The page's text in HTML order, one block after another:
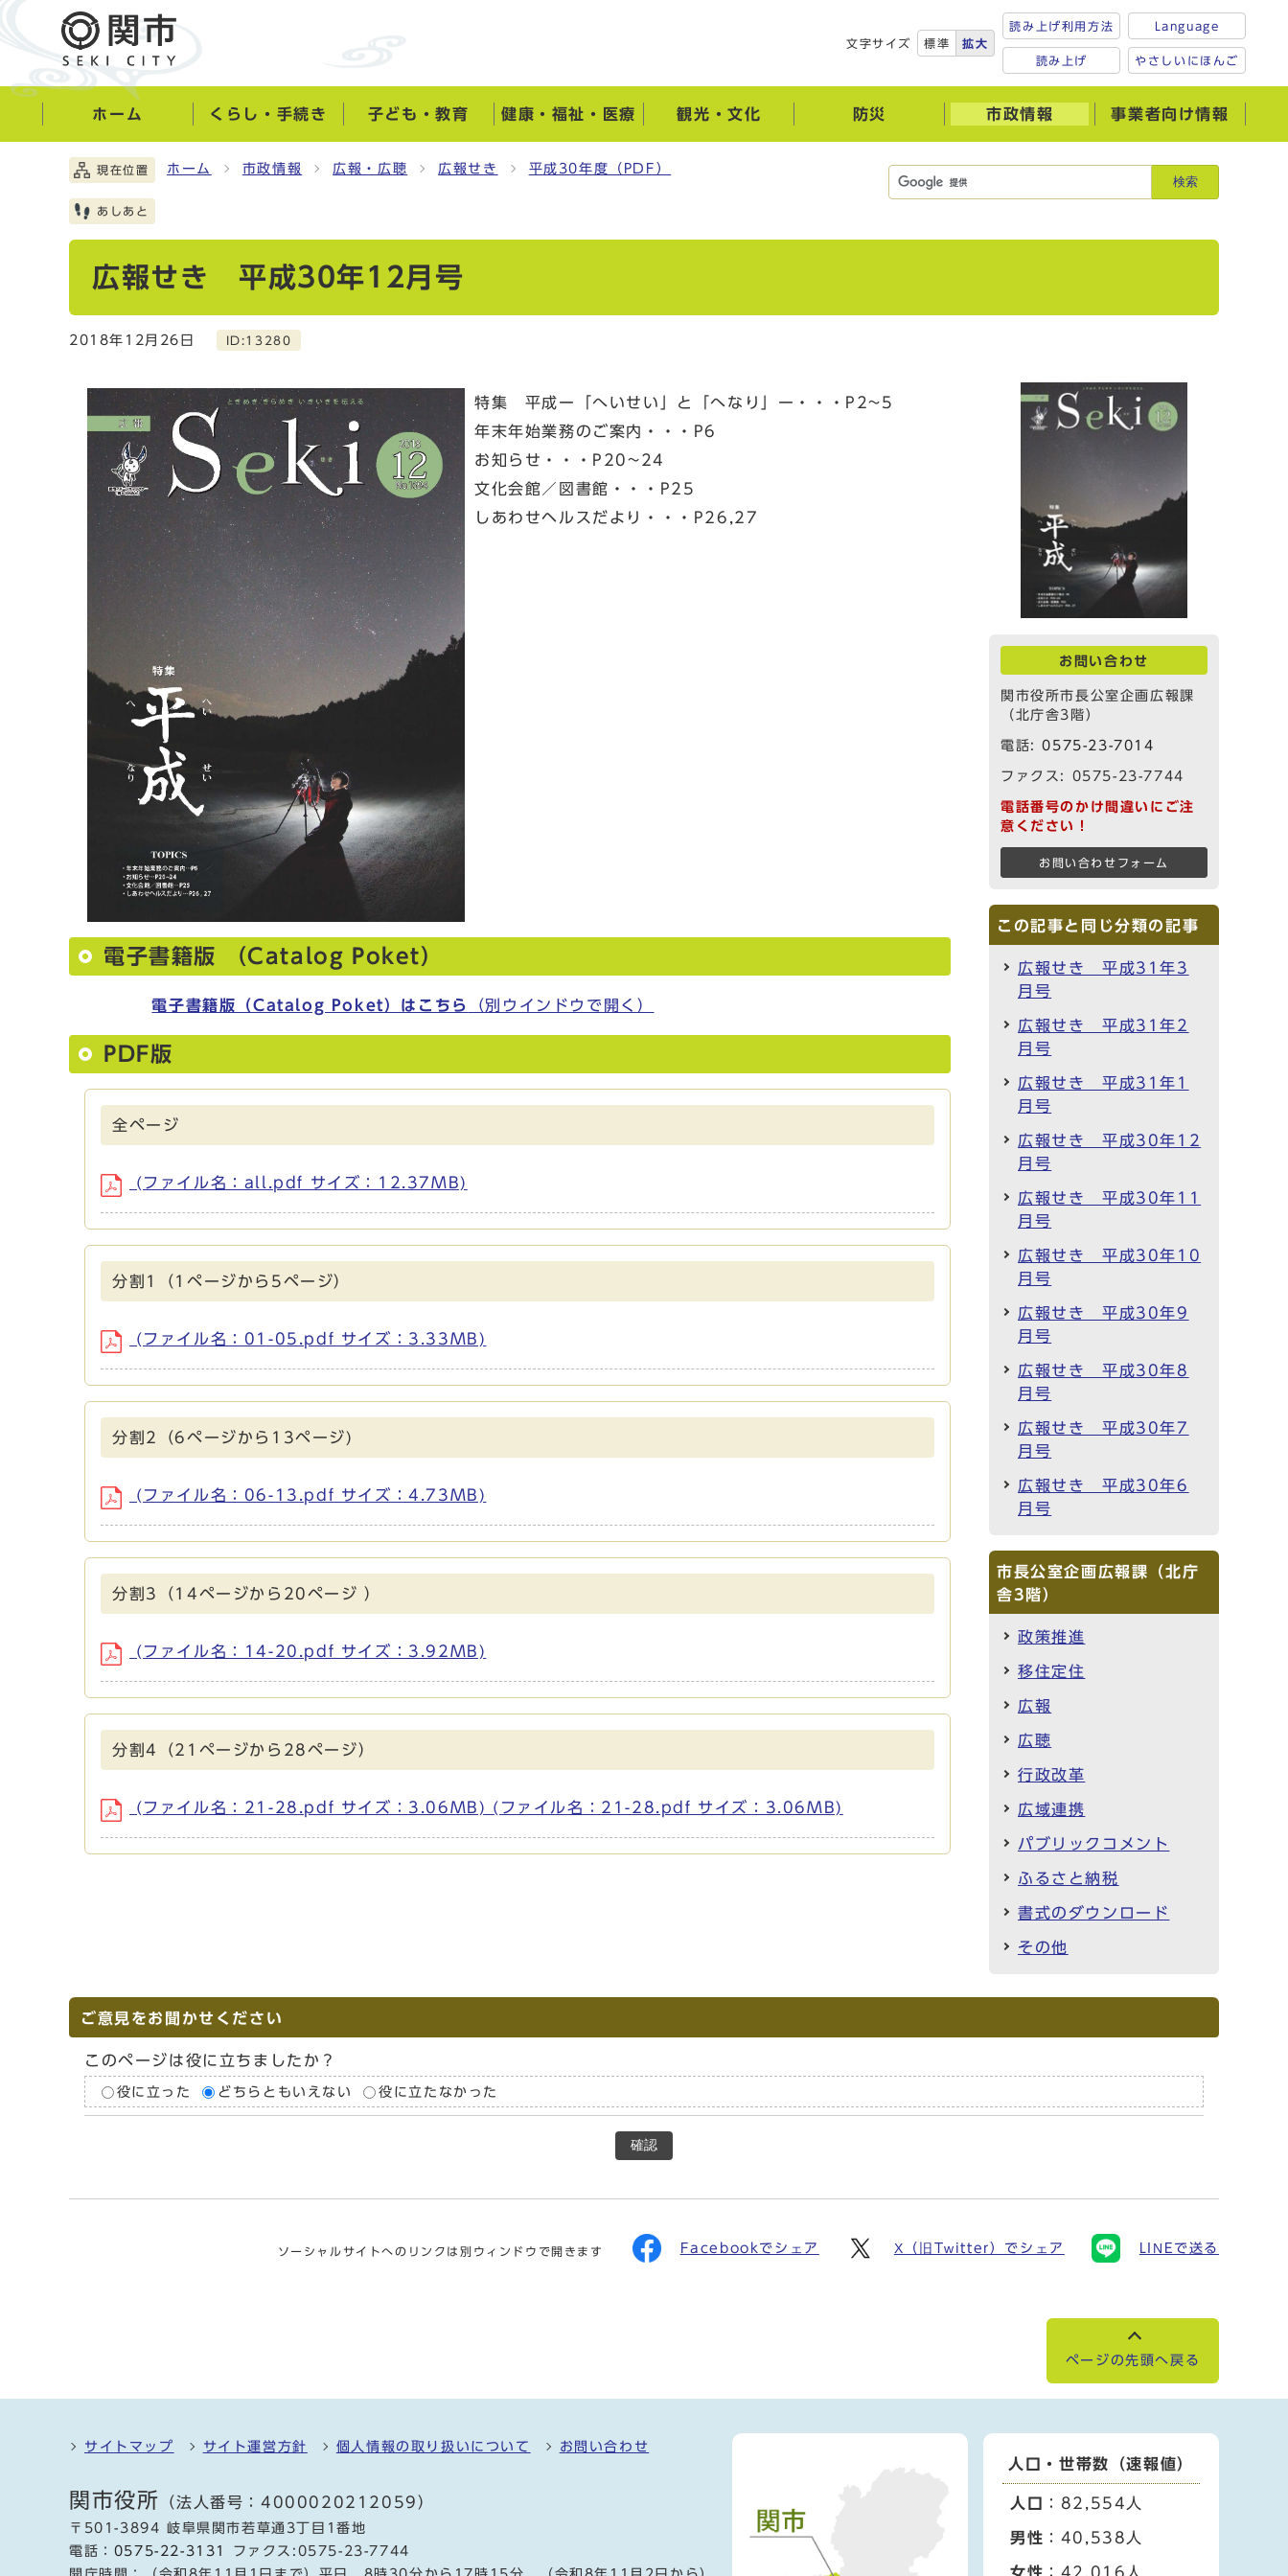
文字サイズ 標準 拡大
読み上げ利用方法
読み上げ
Language
やさしいにほんご
ホーム くらし・手続き 子ども・教育 健康・福祉・医療 観光・文化 防災 市政情報 事業者向け情報
検索
現在位置 ホーム 市政情報 広報・広聴 広報せき 平成30年度（PDF）
あしあと
広報せき 平成30年12月号
2018年12月26日 ID:13280
特集 平成ー「へいせい」と「へなり」ー・・・P2~5
年末年始業務のご案内・・・P6
お知らせ・・・P20~24
文化会館／図書館・・・P25
しあわせヘルスだより・・・P26,27
電子書籍版 （Catalog Poket）
電子書籍版（Catalog Poket）はこちら （別ウインドウで開く）
PDF版
全ページ
(ファイル名：all.pdf サイズ：12.37MB)
分割1（1ページから5ページ）
(ファイル名：01-05.pdf サイズ：3.33MB)
分割2（6ページから13ページ)
(ファイル名：06-13.pdf サイズ：4.73MB)
分割3（14ページから20ページ ）
(ファイル名：14-20.pdf サイズ：3.92MB)
分割4（21ページから28ページ）
(ファイル名：21-28.pdf サイズ：3.06MB) (ファイル名：21-28.pdf サイズ：3.06MB)
お問い合わせ
関市役所市長公室企画広報課
（北庁舎3階）
電話:0575-23-7014
ファクス: 0575-23-7744
電話番号のかけ間違いにご注
意ください！
お問い合わせフォーム
この記事と同じ分類の記事
広報せき 平成31年3
月号
広報せき 平成31年2
月号
広報せき 平成31年1
月号
広報せき 平成30年12
月号
広報せき 平成30年11
月号
広報せき 平成30年10
月号
広報せき 平成30年9
月号
広報せき 平成30年8
月号
広報せき 平成30年7
月号
広報せき 平成30年6
月号
市長公室企画広報課（北庁
舎3階）
政策推進
移住定住
広報
広聴
行政改革
広域連携
パブリックコメント
ふるさと納税
書式のダウンロード
その他
ご意見をお聞かせください
このページは役に立ちましたか？
役に立った どちらともいえない 役に立たなかった
確認
ソーシャルサイトへのリンクは別ウィンドウで開きます Facebookでシェア X（旧Twitter）でシェア LINEで送る
ページの先頭へ戻る
サイトマップ サイト運営方針 個人情報の取り扱いについて お問い合わせ
関市役所 （法人番号：4000020212059）
〒501-3894 岐阜県関市若草通3丁目1番地
電話： 0575-22-3131
ファクス:0575-23-7744
人口・世帯数（速報値）
人口 ：82,554人
男性 ：40,538人
女性 ：42,016人